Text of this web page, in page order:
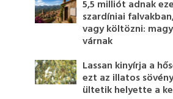
5,5 milliót adnak
szardíniai
vagy költözni:
várnak
Lassan kinyírja a
ezt az illatos
ültetik helyette a